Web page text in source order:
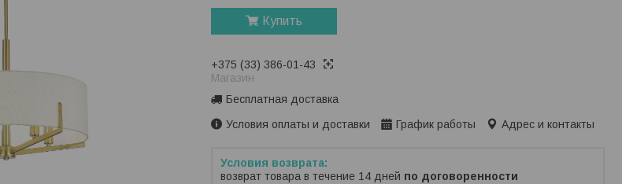
Купить
+375 (33) 386-01-43
Магазин
Бесплатная доставка
Условия оплаты и доставки
График работы Адрес и контакты
возврат товара в течение 14 дней по договоренности